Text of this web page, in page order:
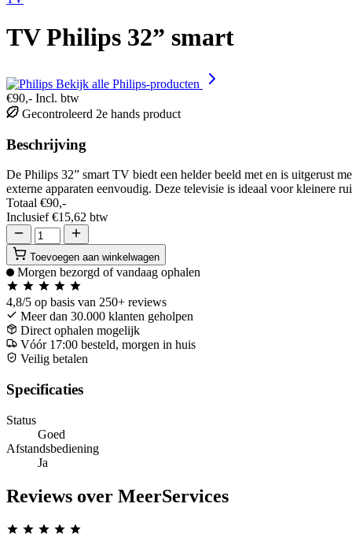
TV Philips 32” smart
Bekijk alle Philips-producten
€90,- Incl. btw
Gecontroleerd 2e hands product
Beschrijving
De Philips 32” smart TV biedt een helder beeld met en is uitgerust
externe apparaten eenvoudig. Deze televisie is ideaal voor kleinere
Totaal €90,-
Inclusief€15,62 btw
Toevoegen aan winkelwagen
Morgen bezorgd of vandaag ophalen
4,8/5 op basis van 250+ reviews
Meer dan 30.000 klanten geholpen
Direct ophalen mogelijk
Vóór 17:00 besteld, morgen in huis
Veilig betalen
Specificaties
Status
Goed
Afstandsbediening
Ja
Reviews over MeerServices